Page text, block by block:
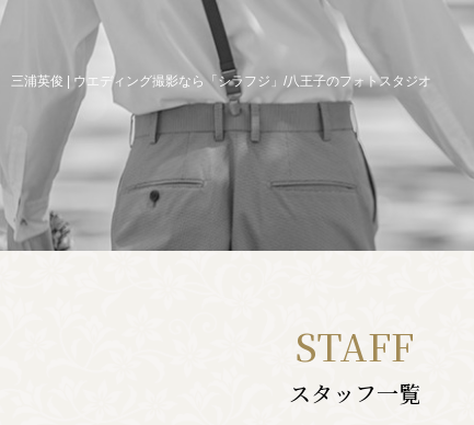
三浦英俊 | ウエディング撮影なら「シラフジ」/八王子のフォトスタジオ
STAFF
スタッフ一覧